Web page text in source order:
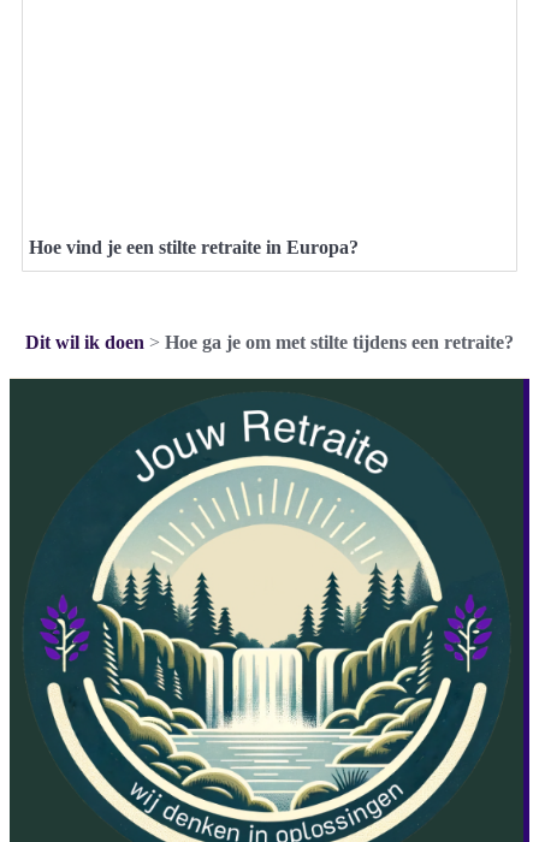
Hoe vind je een stilte retraite in Europa?
Dit wil ik doen > Hoe ga je om met stilte tijdens een retraite?